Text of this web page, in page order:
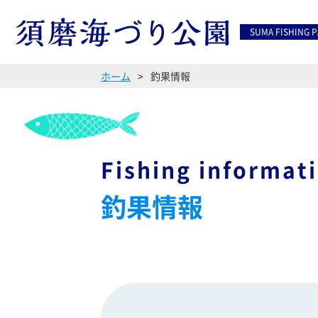
SUMA FISHING
ホーム 釣果情報
Fishing
釣果情報